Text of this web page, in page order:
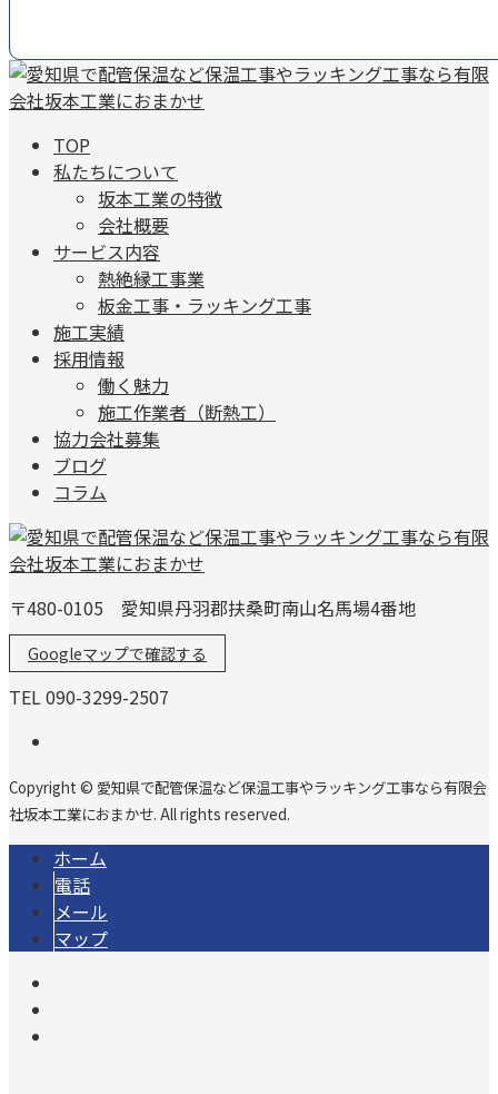
TOP
私たちについて
坂本工業の特徴
会社概要
サービス内容
熱絶縁工事業
板金工事・ラッキング工事
施工実績
採用情報
働く魅力
施工作業者（断熱工）
協力会社募集
ブログ
コラム
〒480-0105 愛知県丹羽郡扶桑町南山名馬場4番地
Googleマップで確認する
TEL 090-3299-2507
Copyright © 愛知県で配管保温など保温工事やラッキング工事なら有限会
社坂本工業におまかせ. All rights reserved.
ホーム
電話
メール
マップ